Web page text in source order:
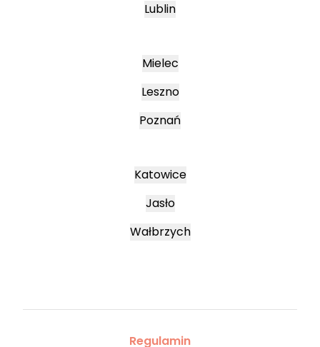
Lublin
Mielec
Leszno
Poznań
Katowice
Jasło
Wałbrzych
Regulamin